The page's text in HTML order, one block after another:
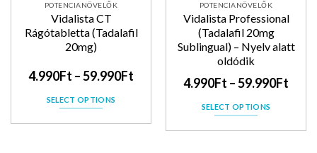
POTENCIANÖVELŐK
Vidalista CT
Rágótabletta (Tadalafil
20mg)
4.990Ft –59.990Ft
SELECT OPTIONS
POTENCIANÖVELŐK
Vidalista Professional
(Tadalafil 20mg
Sublingual) – Nyelv alatt
oldódik
4.990Ft –59.990Ft
SELECT OPTIONS